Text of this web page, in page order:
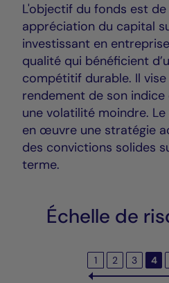
L'objectif du fonds est
appréciation du capital
investissant en
qualité qui bénéficient
compétitif durable. Il
rendement de son
une volatilité moindre.
en œuvre une stratégie
des convictions solides
terme.
Échelle de
1 2 3 4